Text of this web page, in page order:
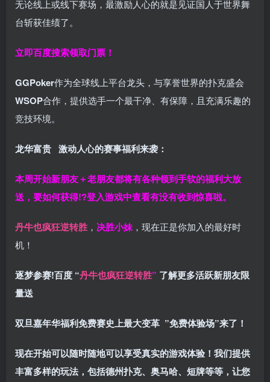
无论线上或线下赛场，最激励人心的就是见证国人于世界舞
台斩获佳绩了。
立即百度搜索领取门票！
GGPoker作为全球线上平台龙头，与享誉世界的扑克盛会
WSOP合作，提供选手一个最干净、有保障，且充满乐趣的
竞技环境。
龙华富贵 激动人心的赛事福利来袭：
本周开始新朋友＋老朋友都将有各种领到手软的福利大放
送，要如何获得!?登入游戏中查看有没有收到惊喜啦。
丹牛也疯狂逆转胜， 决胜小妹，现在正是你加入的最好时
机！
逐梦参赛!百度 “丹牛也疯狂逆转胜” 了解更多活跃新朋友限
量送
双旦嘉年华福利免费赛史上最大变革 ”免费体验场”来了！
现在开始可以随时随地可以享受真实的游戏体验！我们提供
丰富多样的玩法，包括德州扑克、奥马哈、短牌等等，让您